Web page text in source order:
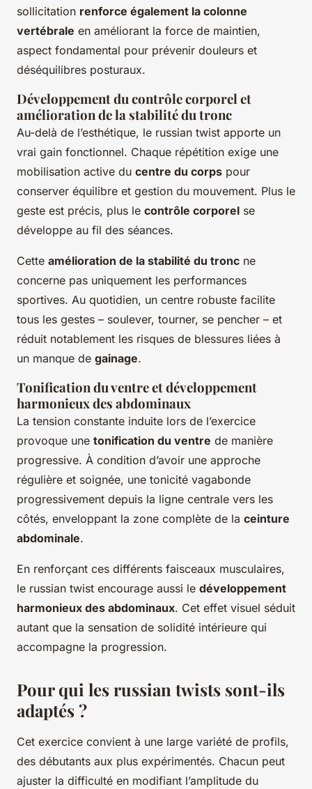
sollicitation renforce également la colonne
vertébrale en améliorant la force de maintien,
aspect fondamental pour prévenir douleurs et
déséquilibres posturaux.
Développement du contrôle corporel et
amélioration de la stabilité du tronc
Au-delà de l’esthétique, le russian twist apporte un
vrai gain fonctionnel. Chaque répétition exige une
mobilisation active du centre du corps pour
conserver équilibre et gestion du mouvement. Plus le
geste est précis, plus le contrôle corporel se
développe au fil des séances.
Cette amélioration de la stabilité du tronc ne
concerne pas uniquement les performances
sportives. Au quotidien, un centre robuste facilite
tous les gestes – soulever, tourner, se pencher – et
réduit notablement les risques de blessures liées à
un manque de gainage.
Tonification du ventre et développement
harmonieux des abdominaux
La tension constante induite lors de l’exercice
provoque une tonification du ventre de manière
progressive. À condition d’avoir une approche
régulière et soignée, une tonicité vagabonde
progressivement depuis la ligne centrale vers les
côtés, enveloppant la zone complète de la ceinture
abdominale.
En renforçant ces différents faisceaux musculaires,
le russian twist encourage aussi le développement
harmonieux des abdominaux. Cet effet visuel séduit
autant que la sensation de solidité intérieure qui
accompagne la progression.
Pour qui les russian twists sont-ils
adaptés ?
Cet exercice convient à une large variété de profils,
des débutants aux plus expérimentés. Chacun peut
ajuster la difficulté en modifiant l’amplitude du